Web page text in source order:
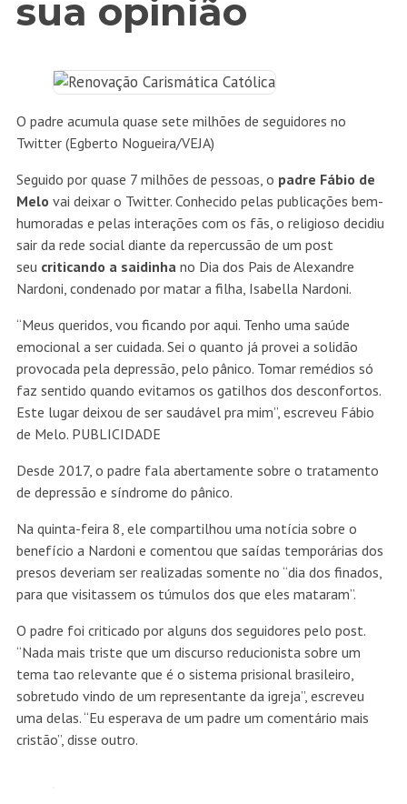
sua opinião
O padre acumula quase sete milhões de seguidores no
Twitter (Egberto Nogueira/VEJA)
Seguido por quase 7 milhões de pessoas, o padre Fábio de
Melo vai deixar o Twitter. Conhecido pelas publicações bem-
humoradas e pelas interações com os fãs, o religioso decidiu
sair da rede social diante da repercussão de um post
seu criticando a saidinha no Dia dos Pais de Alexandre
Nardoni, condenado por matar a filha, Isabella Nardoni.
“Meus queridos, vou ficando por aqui. Tenho uma saúde
emocional a ser cuidada. Sei o quanto já provei a solidão
provocada pela depressão, pelo pânico. Tomar remédios só
faz sentido quando evitamos os gatilhos dos desconfortos.
Este lugar deixou de ser saudável pra mim”, escreveu Fábio
de Melo. PUBLICIDADE
Desde 2017, o padre fala abertamente sobre o tratamento
de depressão e síndrome do pânico.
Na quinta-feira 8, ele compartilhou uma notícia sobre o
benefício a Nardoni e comentou que saídas temporárias dos
presos deveriam ser realizadas somente no “dia dos finados,
para que visitassem os túmulos dos que eles mataram”.
O padre foi criticado por alguns dos seguidores pelo post.
“Nada mais triste que um discurso reducionista sobre um
tema tao relevante que é o sistema prisional brasileiro,
sobretudo vindo de um representante da igreja”, escreveu
uma delas. “Eu esperava de um padre um comentário mais
cristão”, disse outro.